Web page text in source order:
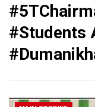
#Students